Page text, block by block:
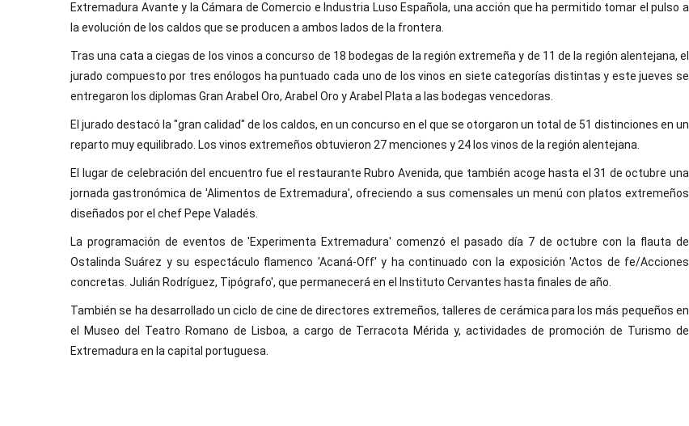
Extremadura Avante y la Cámara de Comercio e Industria Luso Española, una acción que ha permitido tomar el pulso a
la evolución de los caldos que se producen a ambos lados de la frontera.
Tras una cata a ciegas de los vinos a concurso de 18 bodegas de la región extremeña y de 11 de la región alentejana, el
jurado compuesto por tres enólogos ha puntuado cada uno de los vinos en siete categorías distintas y este jueves se
entregaron los diplomas Gran Arabel Oro, Arabel Oro y Arabel Plata a las bodegas vencedoras.
El jurado destacó la "gran calidad" de los caldos, en un concurso en el que se otorgaron un total de 51 distinciones en un
reparto muy equilibrado. Los vinos extremeños obtuvieron 27 menciones y 24 los vinos de la región alentejana.
El lugar de celebración del encuentro fue el restaurante Rubro Avenida, que también acoge hasta el 31 de octubre una
jornada gastronómica de 'Alimentos de Extremadura', ofreciendo a sus comensales un menú con platos extremeños
diseñados por el chef Pepe Valadés.
La programación de eventos de 'Experimenta Extremadura' comenzó el pasado día 7 de octubre con la flauta de
Ostalinda Suárez y su espectáculo flamenco 'Acaná-Off' y ha continuado con la exposición 'Actos de fe/Acciones
concretas. Julián Rodríguez, Tipógrafo', que permanecerá en el Instituto Cervantes hasta finales de año.
También se ha desarrollado un ciclo de cine de directores extremeños, talleres de cerámica para los más pequeños en
el Museo del Teatro Romano de Lisboa, a cargo de Terracota Mérida y, actividades de promoción de Turismo de
Extremadura en la capital portuguesa.